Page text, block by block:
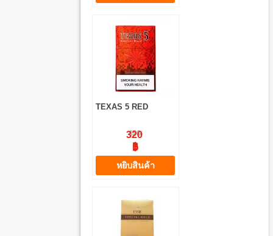
TEXAS 5 RED
450
฿
320
฿
หยิบสินค้า